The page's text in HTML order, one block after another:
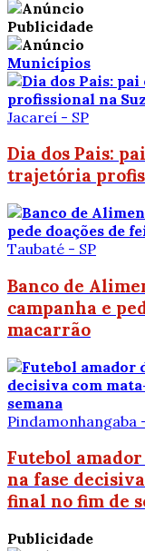
Publicidade
Municípios
Jacareí - SP
Dia dos Pais:
trajetória
Taubaté - SP
Banco de
campanha e
macarrão
Pindamonhangaba
Futebol
na fase
final no fim de
Publicidade